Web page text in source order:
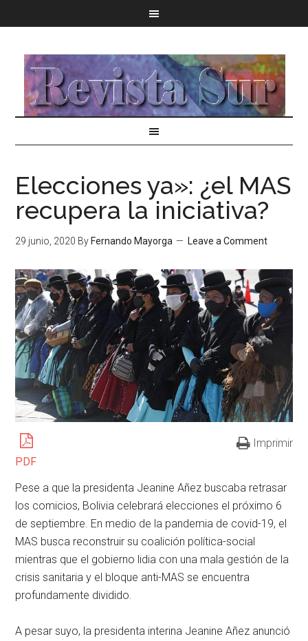
Elecciones ya»: ¿el MAS
recupera la iniciativa?
29 junio, 2020 By Fernando Mayorga Leave a Comment
PDF
Imprimir
Pese a que la presidenta Jeanine Añez buscaba retrasar
los comicios, Bolivia celebrará elecciones el próximo 6
de septiembre. En medio de la pandemia de covid-19, el
MAS busca reconstruir su coalición política-social
mientras que el gobierno lidia con una mala gestión de la
crisis sanitaria y el bloque anti-MAS se encuentra
profundamente dividido.
A pesar suyo, la presidenta interina Jeanine Añez anunció